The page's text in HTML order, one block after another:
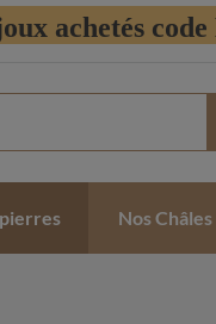
achetés
Nos Châles